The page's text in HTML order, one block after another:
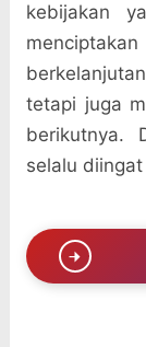
kebijakan
tetapi juga
berikutnya.
selalu